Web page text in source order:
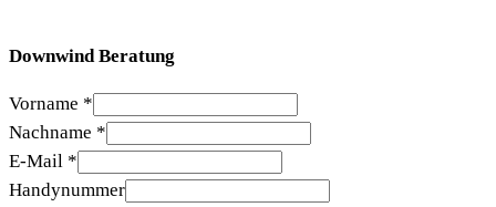
Downwind Beratung
Vorname *
Nachname *
E-Mail *
Handynummer